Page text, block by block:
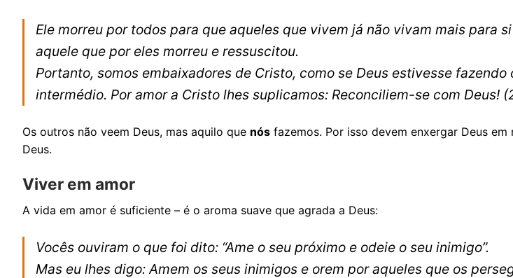
Ele morreu por todos para que aqueles que vivem já não vivam mais para
aquele que por eles morreu e ressuscitou.
Portanto, somos embaixadores de Cristo, como se Deus estivesse fazendo
intermédio. Por amor a Cristo lhes suplicamos: Reconciliem-se com Deus!
Os outros não veem Deus, mas aquilo que nós fazemos. Por isso devem enxergar Deus
Deus.
Viver em amor
A vida em amor é suficiente – é o aroma suave que agrada a Deus:
Vocês ouviram o que foi dito: “Ame o seu próximo e odeie o seu inimigo”.
Mas eu lhes digo: Amem os seus inimigos e orem por aqueles que os